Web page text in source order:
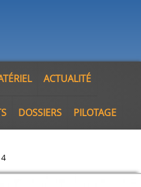
ACTUALITÉ
DOSSIERS PILOTAGE